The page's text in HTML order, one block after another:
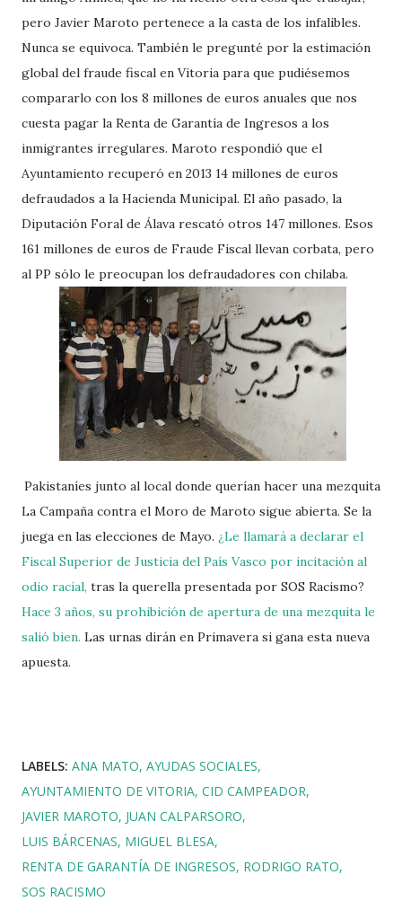
pero Javier Maroto pertenece a la casta de los infalibles.
Nunca se equivoca. También le pregunté por la estimación
global del fraude fiscal en Vitoria para que pudiésemos
compararlo con los 8 millones de euros anuales que nos
cuesta pagar la Renta de Garantía de Ingresos a los
inmigrantes irregulares. Maroto respondió que el
Ayuntamiento recuperó en 2013 14 millones de euros
defraudados a la Hacienda Municipal. El año pasado, la
Diputación Foral de Álava rescató otros 147 millones. Esos
161 millones de euros de Fraude Fiscal llevan corbata, pero
al PP sólo le preocupan los defraudadores con chilaba.
Pakistaníes junto al local donde querían hacer una mezquita
La Campaña contra el Moro de Maroto sigue abierta. Se la
juega en las elecciones de Mayo. ¿Le llamará a declarar el
Fiscal Superior de Justicia del País Vasco por incitación al
odio racial, tras la querella presentada por SOS Racismo?
Hace 3 años, su prohibición de apertura de una mezquita le
salió bien. Las urnas dirán en Primavera si gana esta nueva
apuesta.
LABELS: ANA MATO AYUDAS SOCIALES
AYUNTAMIENTO DE VITORIA CID CAMPEADOR
JAVIER MAROTO JUAN CALPARSORO
LUIS BÁRCENAS MIGUEL BLESA
RENTA DE GARANTÍA DE INGRESOS RODRIGO RATO
SOS RACISMO